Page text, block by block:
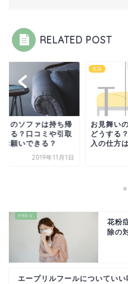
RELATED POST
リのソファは持ち帰
きる？口コミや引取
お願いできる？
2019年11月1日
生活
お見舞い
どうする
入の仕方
花粉
除の
エープリルフールについていい